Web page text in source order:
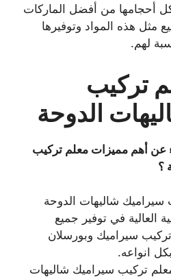
أحجامها من أفضل الماركات
مثل هذه المواد وتوفيرها
لهم.
تركيب
الدوحة
عن أهم مميزات معلم تركيب
؟
سيراميك شاليهات الدوحة
العالية في توفير جميع
سيراميك وبورسلان
انواعه.
تركيب سيراميك شاليهات